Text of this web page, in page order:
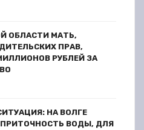
ОБЛАСТИ МАТЬ,
ПРАВ,
РУБЛЕЙ ЗА
НА ВОЛГЕ
ВОДЫ, ДЛЯ